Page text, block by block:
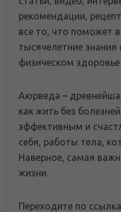
рекомендации,
все то, что поможет
тысячелетние знания
физическом здоровье
Аюрведа –
как жить без
эффективным и
себя, работы тела,
Наверное, самая
жизни.
Переходите по